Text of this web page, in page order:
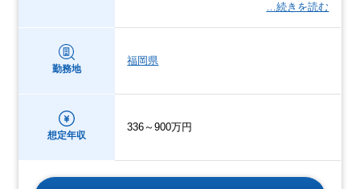
…続きを読む
勤務地
福岡県
想定年収
336～900万円